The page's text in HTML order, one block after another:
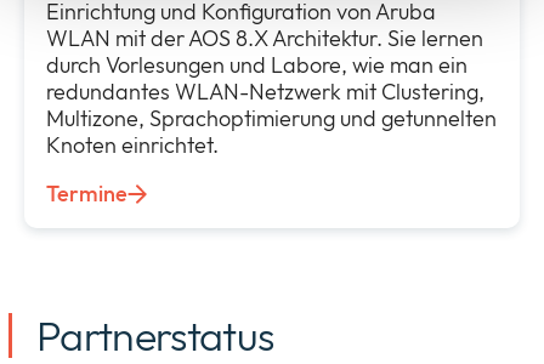
Einrichtung und Konfiguration von Aruba
WLAN mit der AOS 8.X Architektur. Sie lernen
durch Vorlesungen und Labore, wie man ein
redundantes WLAN-Netzwerk mit Clustering,
Multizone, Sprachoptimierung und getunnelten
Knoten einrichtet.
Termine
Partnerstatus